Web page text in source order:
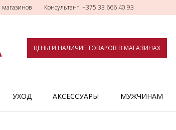
магазинов Консультант: +375 33 666 40 93
ЦЕНЫ И НАЛИЧИЕ ТОВАРОВ В МАГАЗИНАХ
УХОД АКСЕССУАРЫ МУЖЧИНАМ